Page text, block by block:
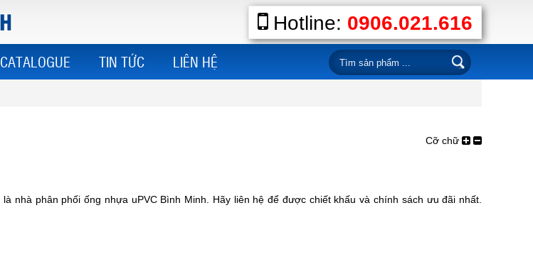
Hotline: 0906.021.616
CATALOGUE TIN TỨC LIÊN HỆ
Cỡ chữ
là nhà phân phối ống nhựa uPVC Bình Minh. Hãy liên hệ để được chiết khấu và chính sách ưu đãi nhất.